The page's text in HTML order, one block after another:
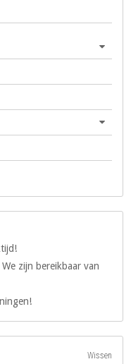
zijn bereikbaar van
Wissen